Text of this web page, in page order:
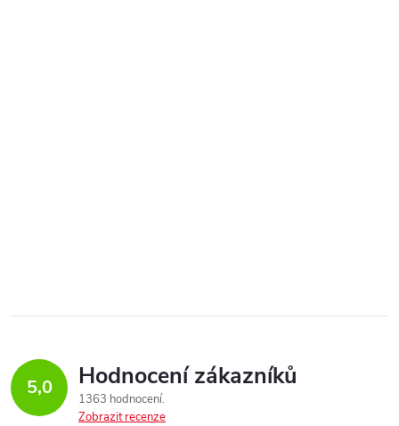
5,0 Hodnocení zákazníků
1363 hodnocení
Zobrazit recenze